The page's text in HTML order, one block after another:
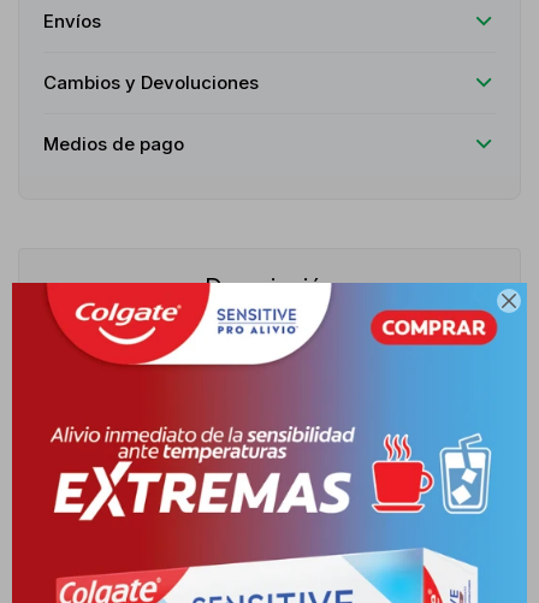

Envíos
Cambios y Devoluciones
Medios de pago
Descripción
primeros días de vida. Incluye productos con fórmulas neutras
que respetan la delicadeza de la piel y el cabello, ofreciendo
limpieza suave, hidratación y protección. Es ideal para padres
Sirve para cubrir las necesidades básicas de higiene y bienestar,
ayudando a mantener la piel hidratada, el cabello limpio y